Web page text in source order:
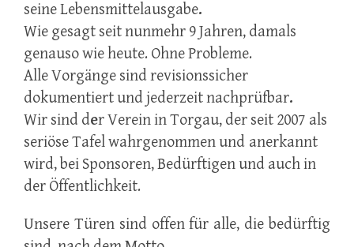
seine Lebensmittelausgabe.
Wie gesagt seit nunmehr 9 Jahren, damals
genauso wie heute. Ohne Probleme.
Alle Vorgänge sind revisionssicher
dokumentiert und jederzeit nachprüfbar.
Wir sind der Verein in Torgau, der seit 2007 als
seriöse Tafel wahrgenommen und anerkannt
wird, bei Sponsoren, Bedürftigen und auch in
der Öffentlichkeit.
Unsere Türen sind offen für alle, die bedürftig